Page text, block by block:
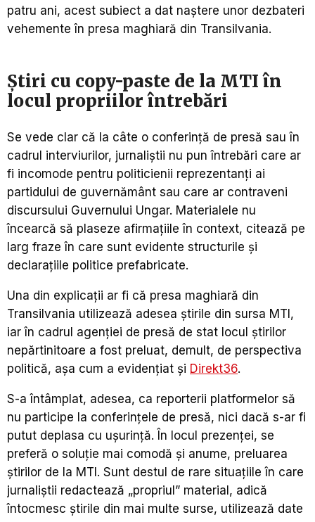
patru ani, acest subiect a dat naștere unor dezbateri
vehemente în presa maghiară din Transilvania.
Știri cu copy-paste de la MTI în
locul propriilor întrebări
Se vede clar că la câte o conferință de presă sau în
cadrul interviurilor, jurnaliștii nu pun întrebări care ar
fi incomode pentru politicienii reprezentanți ai
partidului de guvernământ sau care ar contraveni
discursului Guvernului Ungar. Materialele nu
încearcă să plaseze afirmațiile în context, citează pe
larg fraze în care sunt evidente structurile și
declarațiile politice prefabricate.
Una din explicații ar fi că presa maghiară din
Transilvania utilizează adesea știrile din sursa MTI,
iar în cadrul agenției de presă de stat locul știrilor
nepărtinitoare a fost preluat, demult, de perspectiva
politică, așa cum a evidențiat și Direkt36.
S-a întâmplat, adesea, ca reporterii platformelor să
nu participe la conferințele de presă, nici dacă s-ar fi
putut deplasa cu ușurință. În locul prezenței, se
preferă o soluție mai comodă și anume, preluarea
știrilor de la MTI. Sunt destul de rare situațiile în care
jurnaliștii redactează „propriul” material, adică
întocmesc știrile din mai multe surse, utilizează date